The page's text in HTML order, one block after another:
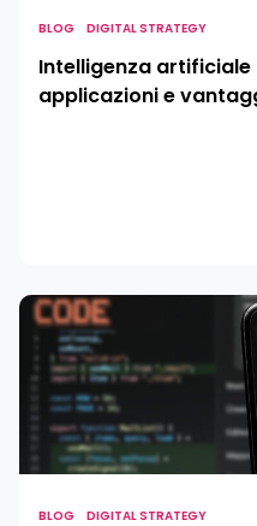
BLOG DIGITAL STRATEGY
Intelligenza
applicazioni e
Claude
Code:
cos’è,
come
funziona
quanto
costa
BLOG DIGITAL STRATEGY